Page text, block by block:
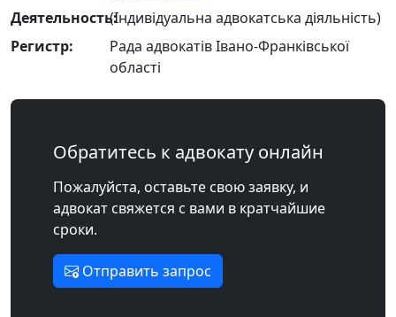
Деятельность:(Індивідуальна адвокатська діяльність)
Регистр:
Рада адвокатів Івано-Франківської
області
Обратитесь к адвокату онлайн
Пожалуйста, оставьте свою заявку, и
адвокат свяжется с вами в кратчайшие
сроки.
Отправить запрос